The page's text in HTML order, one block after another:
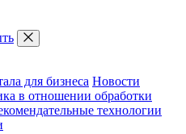
для бизнеса Новости
в отношении обработки
технологии